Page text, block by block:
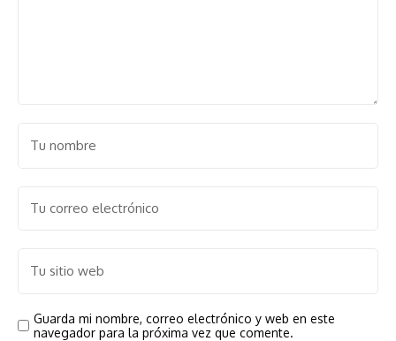
Guarda mi nombre, correo electrónico y web en este
navegador para la próxima vez que comente.